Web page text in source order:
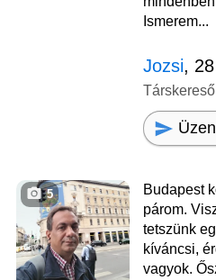
Ismerem...
Jozsi, 28
5
Budapest
párom.
tetszünk
kíváncsi,
vagyok.